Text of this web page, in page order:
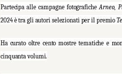
Partecipa alle campagne fotograficheArneo,
2024 è tra gli autori selezionati per il premio
Ha curato oltre cento mostre tematiche e
cinquanta volumi.